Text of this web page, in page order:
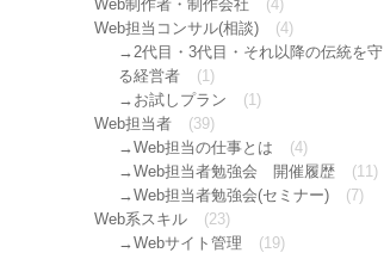
Web制作者・制作会社
(4)
Web担当コンサル(相談)
(4)
2代目・3代目・それ以降の伝統を守
る経営者
(1)
お試しプラン
(1)
Web担当者
(39)
Web担当の仕事とは
(4)
Web担当者勉強会 開催履歴
(11)
Web担当者勉強会(セミナー)
(7)
Web系スキル
(23)
Webサイト管理
(19)